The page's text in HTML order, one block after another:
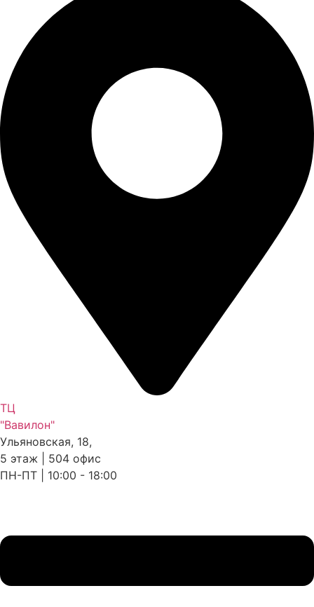
ТЦ
"Вавилон"
Ульяновская, 18,
5 этаж | 504 офис
ПН-ПТ | 10:00 - 18:00